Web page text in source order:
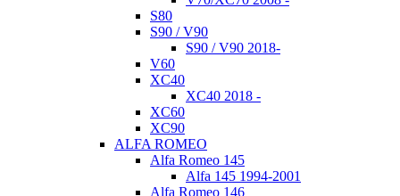
S80
S90 / V90
S90 / V90 2018-
V60
XC40
XC40 2018 -
XC60
XC90
ALFA ROMEO
Alfa Romeo 145
Alfa 145 1994-2001
Alfa Romeo 146